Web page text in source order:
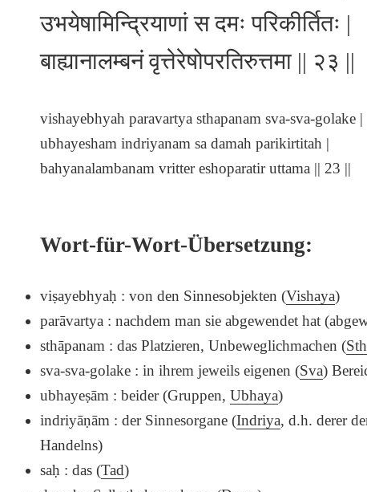
उभयेषामिन्द्रियाणां स दमः परिकीर्तितः |
बाह्यानालम्बनं वृत्तेरेषोपरतिरुत्तमा || २३ ||
vishayebhyah paravartya sthapanam sva-sva-golake |
ubhayesham indriyanam sa damah parikirtitah |
bahyanalambanam vritter eshoparatir uttama || 23 ||
Wort-für-Wort-Übersetzung:
viṣayebhyaḥ : von den Sinnesobjekten (Vishaya)
parāvartya : nachdem man sie abgewendet hat
sthāpanam : das Platzieren, Unbeweglichmachen (
sva-sva-golake : in ihrem jeweils eigenen (Sva)
ubhayeṣām : beider (Gruppen,Ubhaya)
indriyāṇām : der Sinnesorgane (Indriya, d.h. derer
Handelns)
saḥ : das (Tad)